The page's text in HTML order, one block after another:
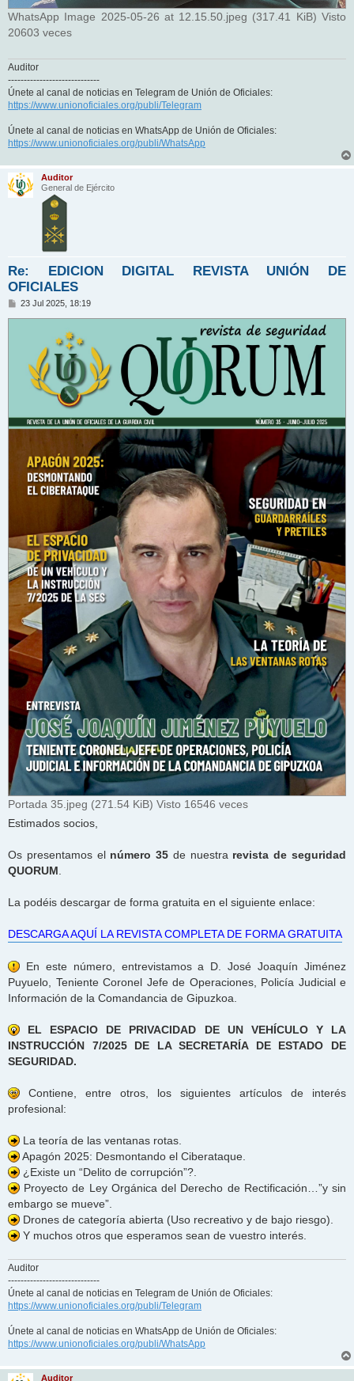
WhatsApp Image 2025-05-26 at 12.15.50.jpeg (317.41 KiB) Visto
20603 veces
Auditor
-----------------------------
Únete al canal de noticias en Telegram de Unión de Oficiales:
https://www.unionoficiales.org/publi/Telegram
Únete al canal de noticias en WhatsApp de Unión de Oficiales:
https://www.unionoficiales.org/publi/WhatsApp
Auditor
General de Ejército
Re: EDICION DIGITAL REVISTA UNIÓN DE
OFICIALES
M
23 Jul 2025, 18:19
Portada 35.jpeg (271.54 KiB) Visto 16546 veces
Estimados socios,
Os presentamos el número 35 de nuestra revista de seguridad
QUORUM.
La podéis descargar de forma gratuita en el siguiente enlace:
DESCARGA AQUÍ LA REVISTA COMPLETA DE FORMA GRATUITA
En este número, entrevistamos a D. José Joaquín Jiménez
Puyuelo, Teniente Coronel Jefe de Operaciones, Policía Judicial e
Información de la Comandancia de Gipuzkoa.
EL ESPACIO DE PRIVACIDAD DE UN VEHÍCULO Y LA
INSTRUCCIÓN 7/2025 DE LA SECRETARÍA DE ESTADO DE
SEGURIDAD.
Contiene, entre otros, los siguientes artículos de interés
profesional:
La teoría de las ventanas rotas.
Apagón 2025: Desmontando el Ciberataque.
¿Existe un “Delito de corrupción”?.
Proyecto de Ley Orgánica del Derecho de Rectificación…”y sin
embargo se mueve”.
Drones de categoría abierta (Uso recreativo y de bajo riesgo).
Y muchos otros que esperamos sean de vuestro interés.
Auditor
-----------------------------
Únete al canal de noticias en Telegram de Unión de Oficiales:
https://www.unionoficiales.org/publi/Telegram
Únete al canal de noticias en WhatsApp de Unión de Oficiales:
https://www.unionoficiales.org/publi/WhatsApp
Auditor